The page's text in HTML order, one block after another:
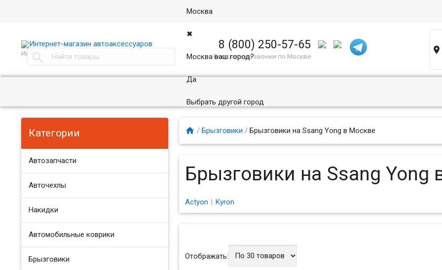

Москва
✖
Москва ваш город?
Да
Выбрать другой город
Интернет магазин автоаксессуаров в Москве
8 (800) 250-57-65
Бесплатные звонки по Москве

Категории
Автозапчасти
Авточехлы
Накидки
Автомобильные коврики
Брызговики
 / Брызговики /Брызговики на Ssang Yong в Москве
Брызговики на Ssang Yong
Actyon Kyron
Отображать: